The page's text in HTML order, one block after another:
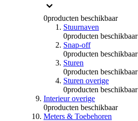
0producten beschikbaar
Stuurnaven
0producten beschikbaar
Snap-off
0producten beschikbaar
Sturen
0producten beschikbaar
Sturen overige
0producten beschikbaar
Interieur overige
0producten beschikbaar
Meters & Toebehoren